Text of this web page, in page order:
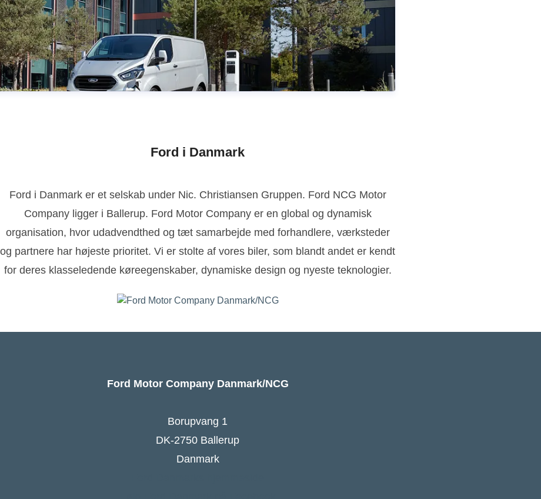
Ford i Danmark
Ford i Danmark er et selskab under Nic. Christiansen Gruppen. Ford NCG Motor
Company ligger i Ballerup. Ford Motor Company er en global og dynamisk
organisation, hvor udadvendthed og tæt samarbejde med forhandlere, værksteder
og partnere har højeste prioritet. Vi er stolte af vores biler, som blandt andet er kendt
for deres klasseledende køreegenskaber, dynamiske design og nyeste teknologier.
Ford Motor Company Danmark/NCG
Borupvang 1
DK-2750 Ballerup
Danmark